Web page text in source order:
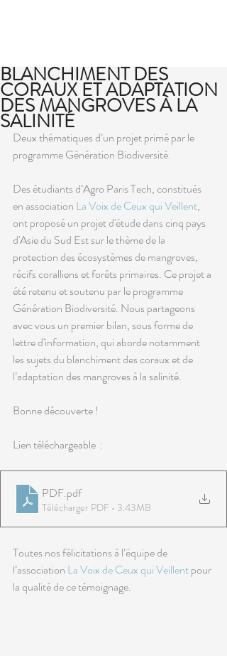
BLANCHIMENT DES
CORAUX ET ADAPTATION
DES MANGROVES À LA
SALINITÉ
Deux thématiques d’un projet primé par le
programme Génération Biodiversité.
Des étudiants d’Agro Paris Tech, constitués
en association La Voix de Ceux qui Veillent,
ont proposé un projet d'étude dans cinq pays
d'Asie du Sud Est sur le thème de la
protection des écosystèmes de mangroves,
récifs coralliens et forêts primaires. Ce projet a
été retenu et soutenu par le programme
Génération Biodiversité. Nous partageons
avec vous un premier bilan, sous forme de
lettre d'information, qui aborde notamment
les sujets du blanchiment des coraux et de
l’adaptation des mangroves à la salinité.
Bonne découverte !
Lien téléchargeable  :
PDF.pdf
Télécharger PDF • 3.43MB
Toutes nos félicitations à l’équipe de
l’association La Voix de Ceux qui Veillent pour
la qualité de ce témoignage.